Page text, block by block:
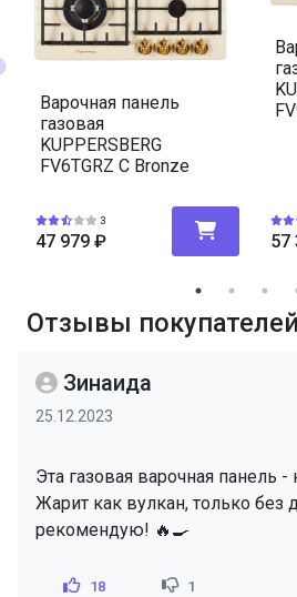
Варочная панель
газовая
KUPPERSBERG
FV6TGRZ C Bronze
3
47 979 ₽ 57
Отзывы покупателей
Зинаида
25.12.2023
Эта газовая варочная панель -
Жарит как вулкан, только
рекомендую! 🔥🍳
18 1